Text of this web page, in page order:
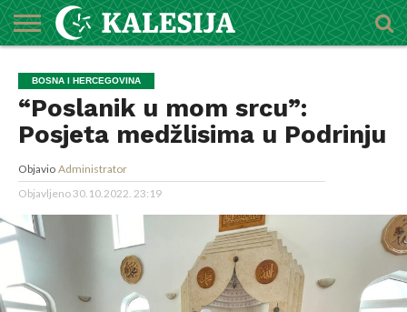
O
MEDŽLISU
DŽEMATI
IMAMI
MEKTEBSKI
CENTAR
VIJESTI
HUTBE
NAJAVE
KALENDAR
KONTAKT
BOSNA I HERCEGOVINA
“Poslanik u mom srcu”:
Posjeta medžlisima u Podrinju
Objavio Administrator
Objavljeno30.10.2022. 23:19